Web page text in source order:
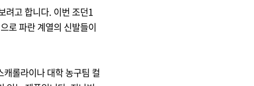
려고 합니다. 이번 조던1
로 파란 계열의 신발들이
롤라이나 대학 농구팀 컬